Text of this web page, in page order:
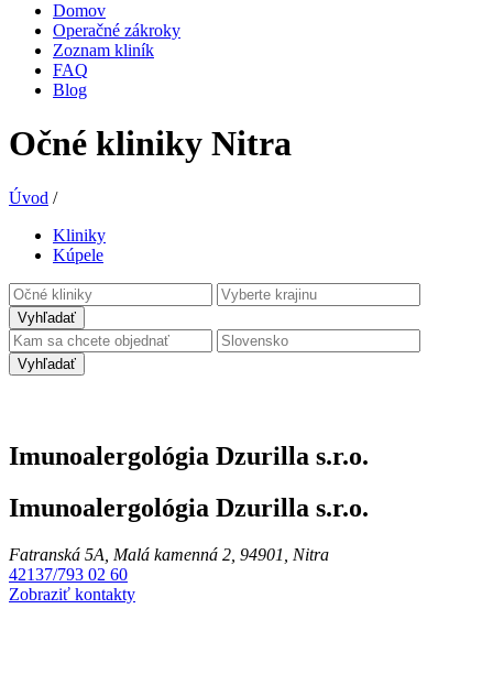
Domov
Operačné zákroky
Zoznam kliník
FAQ
Blog
Očné kliniky Nitra
Úvod /
Kliniky
Kúpele
Vyhľadať
Vyhľadať
Imunoalergológia Dzurilla s.r.o.
Imunoalergológia Dzurilla s.r.o.
Fatranská 5A, Malá kamenná 2, 94901, Nitra
42137/793 02 60
Zobraziť kontakty